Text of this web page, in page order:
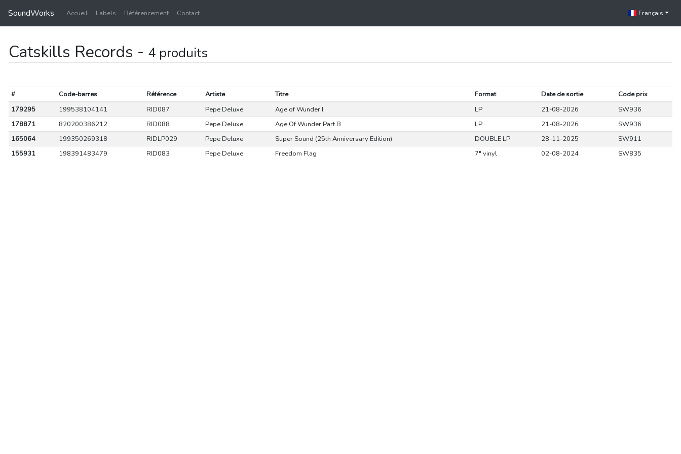
SoundWorks Accueil Labels Référencement Contact Français
Catskills Records - 4 produits
# Code-barres Référence Artiste Titre Format Date de sortie
Code prix
179295
199538104141 RID087 Pepe Deluxe Age of Wunder I LP 21-08-2026
SW936
178871
820200386212 RID088 Pepe Deluxe Age Of Wunder Part B LP 21-08-2026
SW936
165064
199350269318 RIDLP029 Pepe Deluxe Super Sound (25th Anniversary Edition) DOUBLE LP 28-11-2025
SW911
155931
198391483479 RID083 Pepe Deluxe Freedom Flag 7" vinyl 02-08-2024 SW835